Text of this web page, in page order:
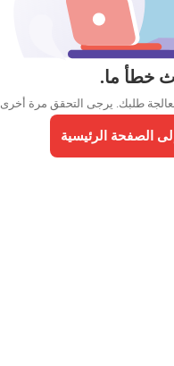
خطأ ما.
طلبك. يرجى التحقق مرة أخرى.
الصفحة الرئيسية